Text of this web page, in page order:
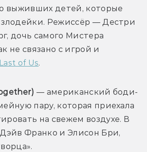
выживших детей, которые
Режиссёр — Дестри
дочь самого Мистера
не связано с игрой и
of Us.
— американский боди-
пару, которая приехала
на свежем воздухе. В
Дэйв Франко и Элисон Бри,